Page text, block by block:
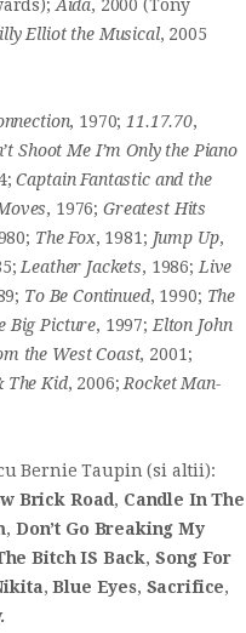
Aida, 2000 (Tony
Elliot the Musical, 2005
, 1970; 11.17.70,
Shoot Me I’m Only the Piano
Captain Fantastic and the
, 1976;Greatest Hits
The Fox, 1981; Jump Up,
Leather Jackets, 1986; Live
To Be Continued, 1990; The
Big Picture, 1997; Elton John
the West Coast, 2001;
The Kid, 2006; Rocket Man-
Bernie Taupin (si altii):
Brick Road, Candle In The
, Don’t Go Breaking My
Bitch IS Back, Song For
,Blue Eyes, Sacrifice,